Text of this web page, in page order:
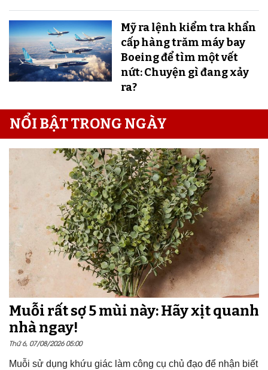
Mỹ ra lệnh kiểm tra khẩn
cấp hàng trăm máy bay
Boeing để tìm một vết
nứt: Chuyện gì đang xảy
ra?
NỔI BẬT TRONG NGÀY
Muỗi rất sợ 5 mùi này: Hãy xịt quanh
nhà ngay!
Thứ 6, 07/08/2026 05:00
Muỗi sử dụng khứu giác làm công cụ chủ đạo để nhận biết